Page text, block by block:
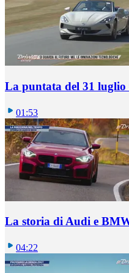
La puntata del 31 luglio
01:53
La storia di Audi e
04:22